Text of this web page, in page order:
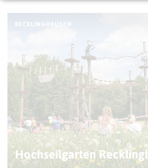
RECKLINGHAUSEN
Hochseilgarten